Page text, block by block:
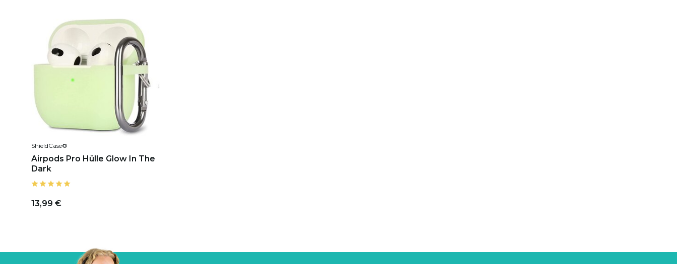
ShieldCase®
Airpods Pro Hülle Glow In The
Dark
13,99 €